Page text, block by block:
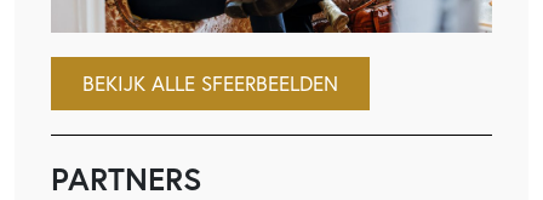
BEKIJK ALLE SFEERBEELDEN
PARTNERS